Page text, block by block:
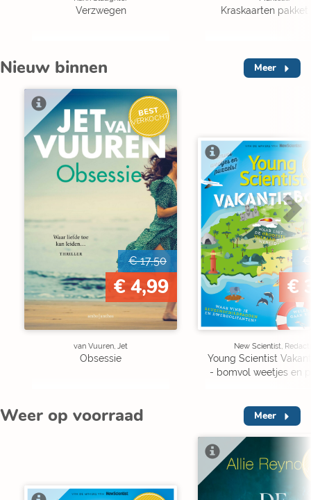
Verzwegen Kraskaarten pakket
Nieuw binnen Meer
BEST
VERKOCHT
€ 17,50
€ 4,99
van Vuuren, Jet
Obsessie
€
New Scientist,
Young Scientist
- bomvol weetjes en
Weer op voorraad Meer